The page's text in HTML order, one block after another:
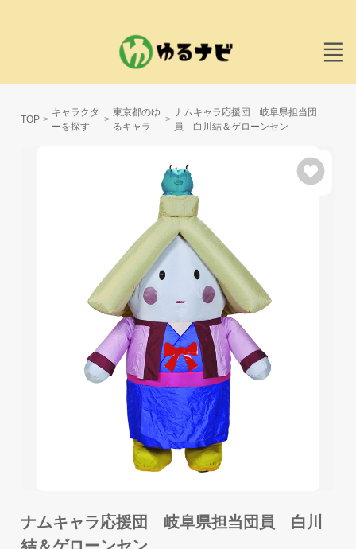
TOP
キャラクタ
ーを探す
東京都のゆ
るキャラ
ナムキャラ応援団 岐阜県担当団
員 白川結＆ゲローンセン
ナムキャラ応援団 岐阜県担当団員 白川